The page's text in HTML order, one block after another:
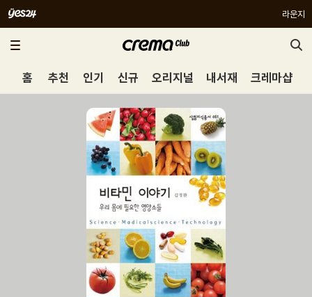
라운지
홈 추천 인기 신규 오리지널 내서재 크레마샵